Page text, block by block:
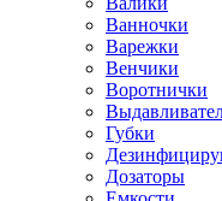
Ванночки
Варежки
Венчики
Воротнички
Губки
Дозаторы